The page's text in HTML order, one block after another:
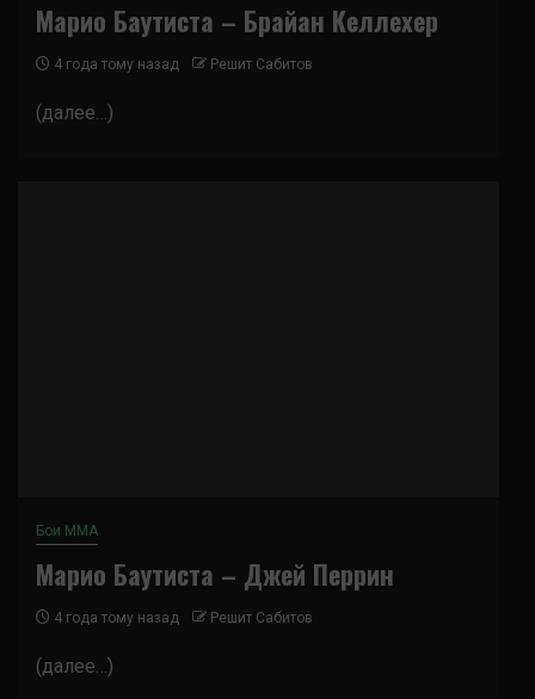
Марио Баутиста – Брайан Келлехер
4 года тому назад Решит Сабитов
(далее…)
Бои ММА
Марио Баутиста – Джей Перрин
4 года тому назад Решит Сабитов
(далее…)